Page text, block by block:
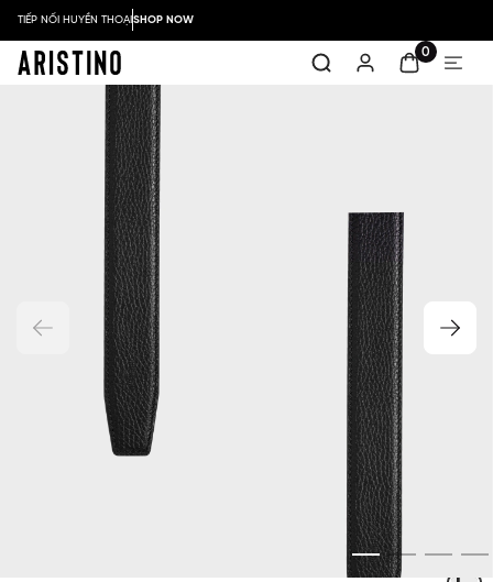
TIẾP NỐI HUYỀN THOẠISHOP NOW
0